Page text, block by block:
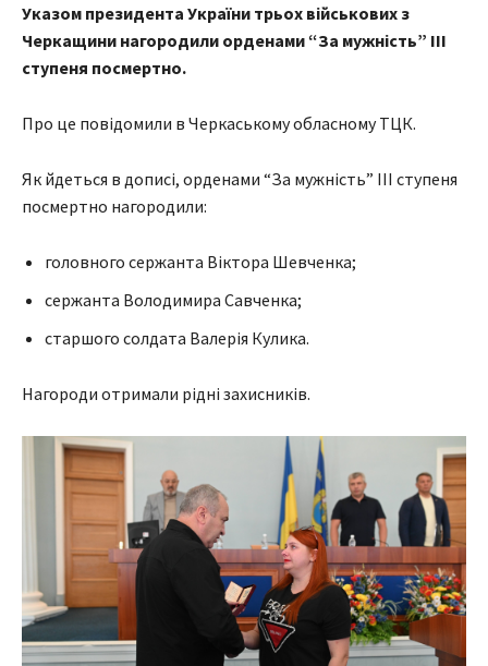
Указом президента України трьох військових з
Черкащини нагородили орденами “За мужність” ІІІ
ступеня посмертно.
Про це повідомили в Черкаському обласному ТЦК.
Як йдеться в дописі, орденами “За мужність” ІІІ ступеня
посмертно нагородили:
головного сержанта Віктора Шевченка;
сержанта Володимира Савченка;
старшого солдата Валерія Кулика.
Нагороди отримали рідні захисників.